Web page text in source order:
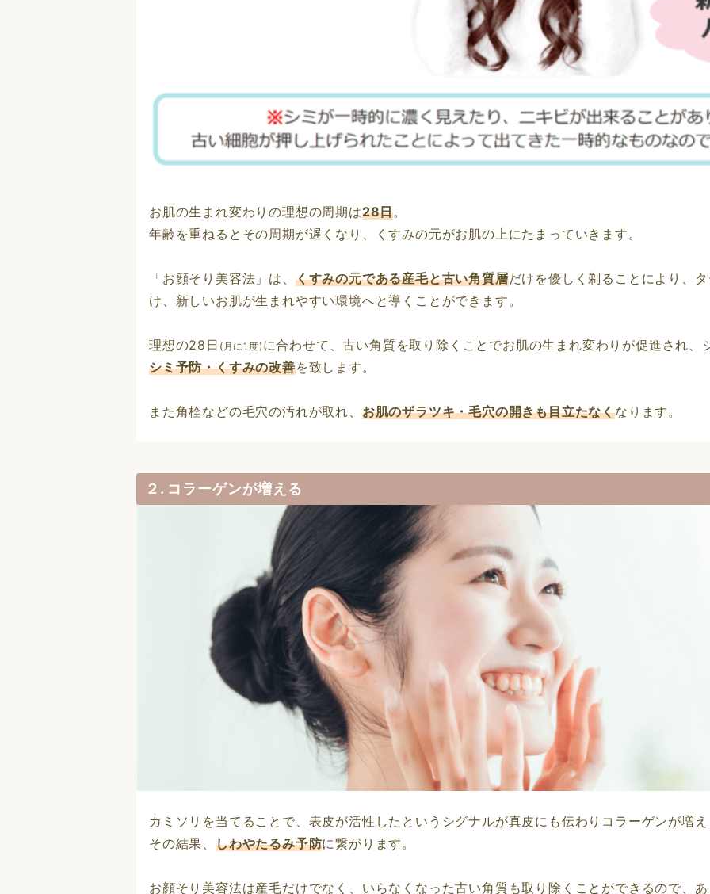
お肌の生まれ変わりの理想の周期は28日。
年齢を重ねるとその周期が遅くなり、くすみの元がお肌の上にたまっていきます。
「お顔そり美容法」は、 くすみの元である産毛と古い角質層だけを優しく剃ることにより、
け、新しいお肌が生まれやすい環境へと導くことができます。
理想の28日 (月に1度) に合わせて、古い角質を取り除くことでお肌の生まれ変わりが促進され
シミ予防・くすみの改善を致します。
また角栓などの毛穴の汚れが取れ、 お肌のザラツキ・毛穴の開きも目立たなくなります。
２. コラーゲンが増える
カミソリを当てることで、表皮が活性したというシグナルが真皮にも伝わりコラーゲンが増
その結果、 しわやたるみ予防に繋がります。
お顔そり美容法は産毛だけでなく、いらなくなった古い角質も取り除くことができるので、